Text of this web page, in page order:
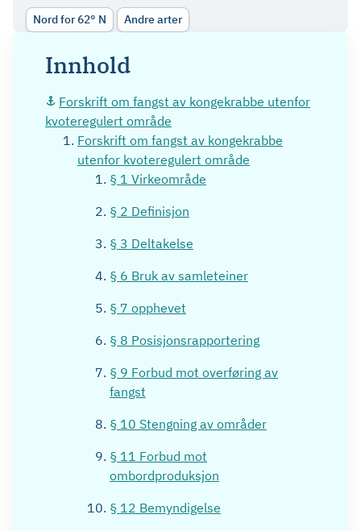
Nord for 62° N
Andre arter
Innhold
Forskrift om fangst av kongekrabbe utenfor
kvoteregulert område
Forskrift om fangst av kongekrabbe
utenfor kvoteregulert område
§ 1 Virkeområde
§ 2 Definisjon
§ 3 Deltakelse
§ 6 Bruk av samleteiner
§ 7 opphevet
§ 8 Posisjonsrapportering
§ 9 Forbud mot overføring av
fangst
§ 10 Stengning av områder
§ 11 Forbud mot
ombordproduksjon
§ 12 Bemyndigelse